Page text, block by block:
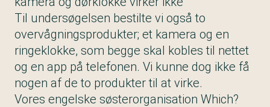
Til undersøgelsen bestilte vi også to
overvågningsprodukter; et kamera og en
ringeklokke, som begge skal kobles til nettet
og en app på telefonen. Vi kunne dog ikke få
nogen af de to produkter til at virke.
Vores engelske søsterorganisation Which?